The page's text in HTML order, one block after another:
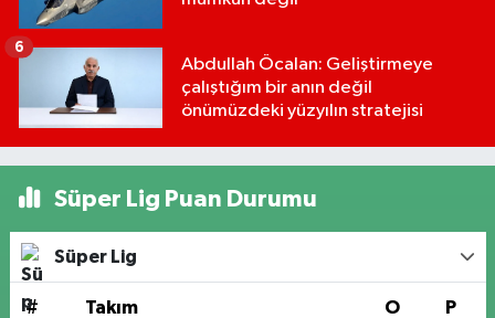
Abdullah Öcalan: Geliştirmeye
çalıştığım bir anın değil
önümüzdeki yüzyılın stratejisi
6
Süper Lig Puan Durumu
Süper Lig
# Takım O P